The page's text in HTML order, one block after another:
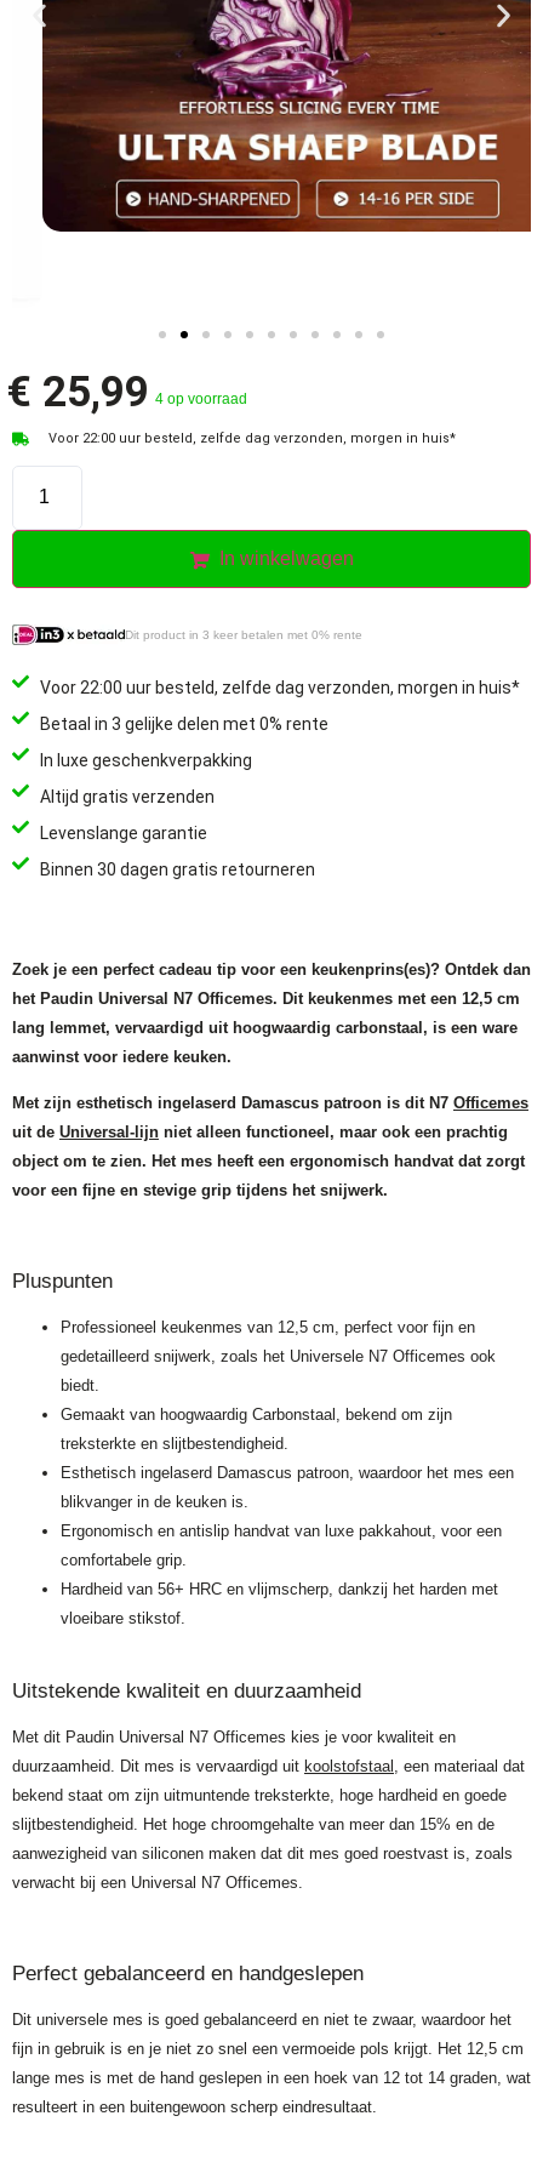
€ 25,99 4 op voorraad
Voor 22:00 uur besteld, zelfde dag verzonden, morgen in huis*
In winkelwagen
Dit product in 3 keer betalen met 0% rente
Voor 22:00 uur besteld, zelfde dag verzonden, morgen in huis*
Betaal in 3 gelijke delen met 0% rente
In luxe geschenkverpakking
Altijd gratis verzenden
Levenslange garantie
Binnen 30 dagen gratis retourneren
Zoek je een perfect cadeau tip voor een keukenprins(es)? Ontdek dan
het Paudin Universal N7 Officemes. Dit keukenmes met een 12,5 cm
lang lemmet, vervaardigd uit hoogwaardig carbonstaal, is een ware
aanwinst voor iedere keuken.
Met zijn esthetisch ingelaserd Damascus patroon is dit N7 Officemes
uit de Universal-lijn niet alleen functioneel, maar ook een prachtig
object om te zien. Het mes heeft een ergonomisch handvat dat zorgt
voor een fijne en stevige grip tijdens het snijwerk.
Pluspunten
Professioneel keukenmes van 12,5 cm, perfect voor fijn en
gedetailleerd snijwerk, zoals het Universele N7 Officemes ook
biedt.
Gemaakt van hoogwaardig Carbonstaal, bekend om zijn
treksterkte en slijtbestendigheid.
Esthetisch ingelaserd Damascus patroon, waardoor het mes een
blikvanger in de keuken is.
Ergonomisch en antislip handvat van luxe pakkahout, voor een
comfortabele grip.
Hardheid van 56+ HRC en vlijmscherp, dankzij het harden met
vloeibare stikstof.
Uitstekende kwaliteit en duurzaamheid
Met dit Paudin Universal N7 Officemes kies je voor kwaliteit en
duurzaamheid. Dit mes is vervaardigd uit koolstofstaal , een materiaal dat
bekend staat om zijn uitmuntende treksterkte, hoge hardheid en goede
slijtbestendigheid. Het hoge chroomgehalte van meer dan 15% en de
aanwezigheid van siliconen maken dat dit mes goed roestvast is, zoals
verwacht bij een Universal N7 Officemes.
Perfect gebalanceerd en handgeslepen
Dit universele mes is goed gebalanceerd en niet te zwaar, waardoor het
fijn in gebruik is en je niet zo snel een vermoeide pols krijgt. Het 12,5 cm
lange mes is met de hand geslepen in een hoek van 12 tot 14 graden, wat
resulteert in een buitengewoon scherp eindresultaat.